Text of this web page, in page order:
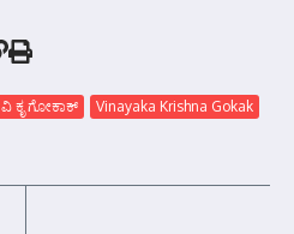
ವಿ ಕೃ ಗೋಕಾಕ್ Vinayaka Krishna Gokak